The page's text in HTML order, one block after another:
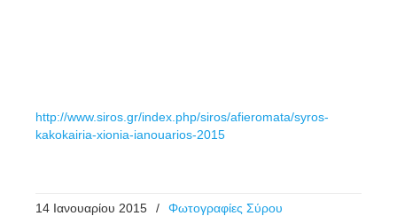
http://www.siros.gr/index.php/siros/afieromata/syros-
kakokairia-xionia-ianouarios-2015
14 Ιανουαρίου 2015 / Φωτογραφίες Σύρου